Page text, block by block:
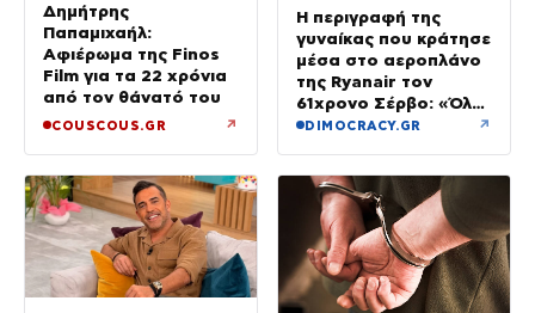
Δημήτρης
Παπαμιχαήλ:
Αφιέρωμα της Finos
Film για τα 22 χρόνια
από τον θάνατό του
COUSCOUS.GR ↗
Η περιγραφή της
γυναίκας που κράτησε
μέσα στο αεροπλάνο
της Ryanair τον
61χρονο Σέρβο: «Όλα
έγιναν σε κλάσματα
DIMOCRACY.GR ↗